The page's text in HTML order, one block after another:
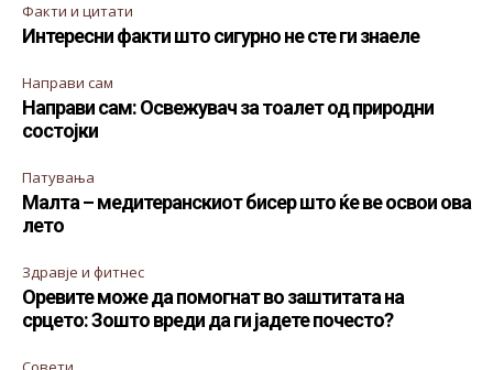
Факти и цитати
Интересни факти што сигурно не сте ги знаеле
Направи сам
Направи сам: Освежувач за тоалет од природни
состојки
Патувања
Малта – медитеранскиот бисер што ќе ве освои ова
лето
Здравје и фитнес
Оревите може да помогнат во заштитата на
срцето: Зошто вреди да ги јадете почесто?